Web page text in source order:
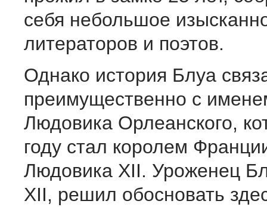
себя небольшое
литераторов и поэтов.
Однако история Блуа
преимущественно с
Людовика Орлеанского,
году стал королем
Людовика XII. Уроженец
XII, решил обосновать